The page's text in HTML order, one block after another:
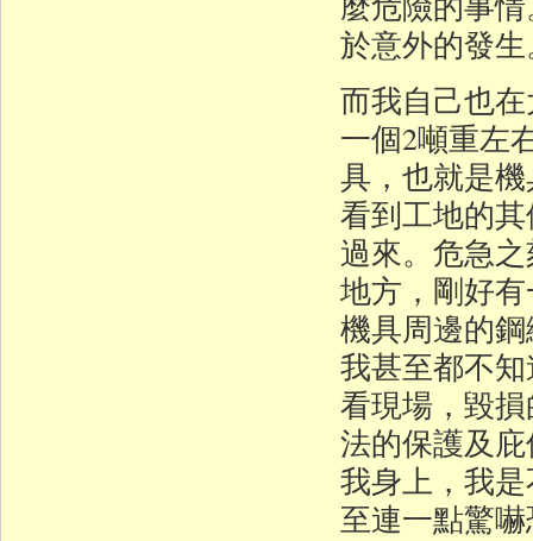
於意外的發
而我自己也
一個2噸重左
具，也就是
看到工地的
過來。危急
地方，剛好
機具周邊的
我甚至都不
看現場，毀
法的保護及
我身上，我
至連一點驚